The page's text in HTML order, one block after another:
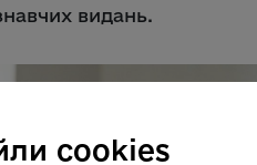
видань.
cookies